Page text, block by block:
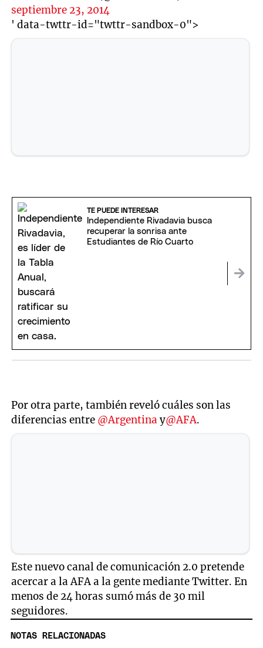
septiembre 23, 2014
' data-twttr-id="twttr-sandbox-0">
TE PUEDE INTERESAR
Independiente Rivadavia busca
recuperar la sonrisa ante
Estudiantes de Río Cuarto
Por otra parte, también reveló cuáles son las
diferencias entre @Argentina y@AFA.
Este nuevo canal de comunicación 2.0 pretende
acercar a la AFA a la gente mediante Twitter. En
menos de 24 horas sumó más de 30 mil
seguidores.
NOTAS RELACIONADAS